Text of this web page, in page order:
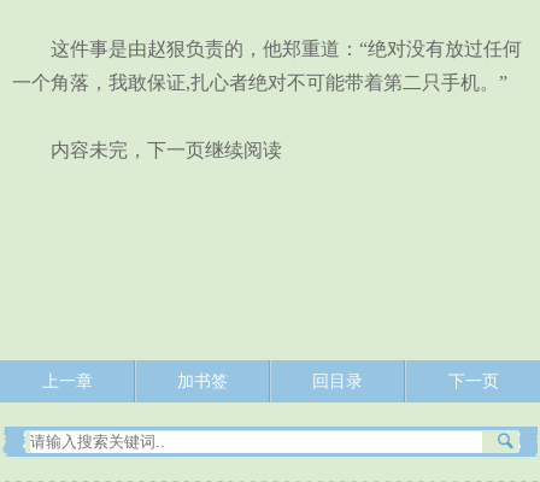
这件事是由赵狠负责的，他郑重道：“绝对没有放过任何
一个角落，我敢保证,扎心者绝对不可能带着第二只手机。”
内容未完，下一页继续阅读
上一章 加书签 回目录 下一页